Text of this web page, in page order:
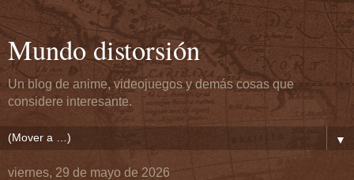
Mundo distorsión
Un blog de anime, videojuegos y demás cosas que
considere interesante.
▼
viernes, 29 de mayo de 2026